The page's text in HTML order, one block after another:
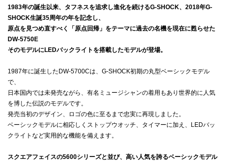
1983年の誕生以来、タフネスを追求し進化を続けるG-SHOCK、 2018年G-
SHOCK生誕35周年の年を記念し、
原点を見つめ直すべく
「原点回帰」をテーマに過去の名機を現在に甦らせた
DW-5750E
そのモデルにLEDバックライトを搭載したモデルが登場。
1987年に誕生したDW-5700Cは、G-SHOCK初期の丸型ベーシックモデル
で、
日本国内では未発売ながら、有名ミュージシャンの着用もあり世界的に人気
を博した伝説のモデルです。
発売当初のデザイン、ロゴの色に至るまで忠実に再現しました。
ベーシックモデルに相応しくストップウオッチ、タイマーに加え、LEDバッ
クライトなど実用的な機能を備えます。
スクエアフェイスの5600シリーズと並び、高い人気を誇るベーシックモデル